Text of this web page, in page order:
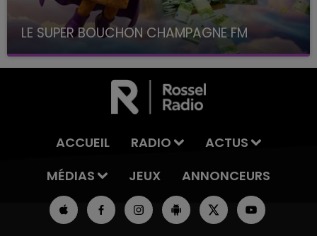
LE SUPER BOUCHON CHAMPAGNE FM
avec La Famille Champagne FM, à 8H10
ACCUEIL RADIO
ACTUS
MÉDIAS
JEUX ANNONCEURS